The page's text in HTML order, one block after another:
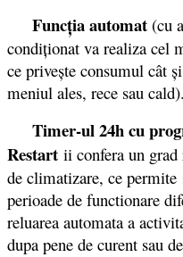
Funcţia automat (cu
condiţionat va realiza cel
ce priveşte consumul cât
meniul ales, rece sau cald).
Timer-ul 24h cu
Restart ii confera un
de climatizare, ce permite
perioade de functionare
reluarea automata a
dupa pene de curent sau